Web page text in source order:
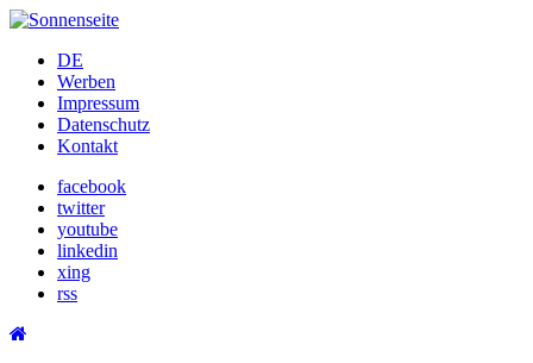
Skip
contentDE
Werben
Impressum
Datenschutz
Kontakt
facebook
twitter
youtube
linkedin
xing
rss